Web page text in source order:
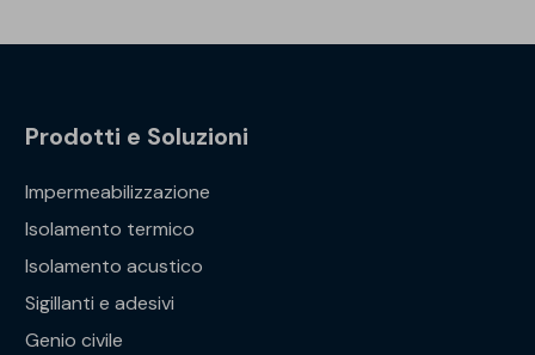
Prodotti e Soluzioni
Impermeabilizzazione
Isolamento termico
Isolamento acustico
Sigillanti e adesivi
Genio civile